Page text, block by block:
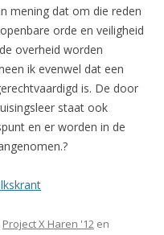
mening dat om die reden
orde en veiligheid
overheid worden
ik evenwel dat een
is. De door
staat ook
en er worden in de
Project X Haren '12 en